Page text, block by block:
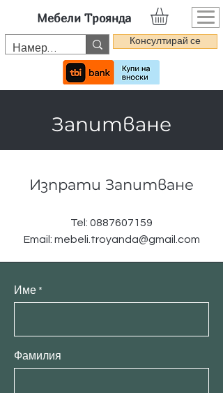
Мебели Троянда
Консултирай се
Запитване
Изпрати Запитване
Tel: 0887607159
Email: mebeli.troyanda@gmail.com
Име
Фамилия